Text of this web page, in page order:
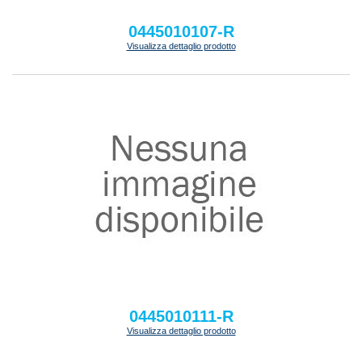
0445010107-R
Visualizza dettaglio prodotto
0445010111-R
Visualizza dettaglio prodotto